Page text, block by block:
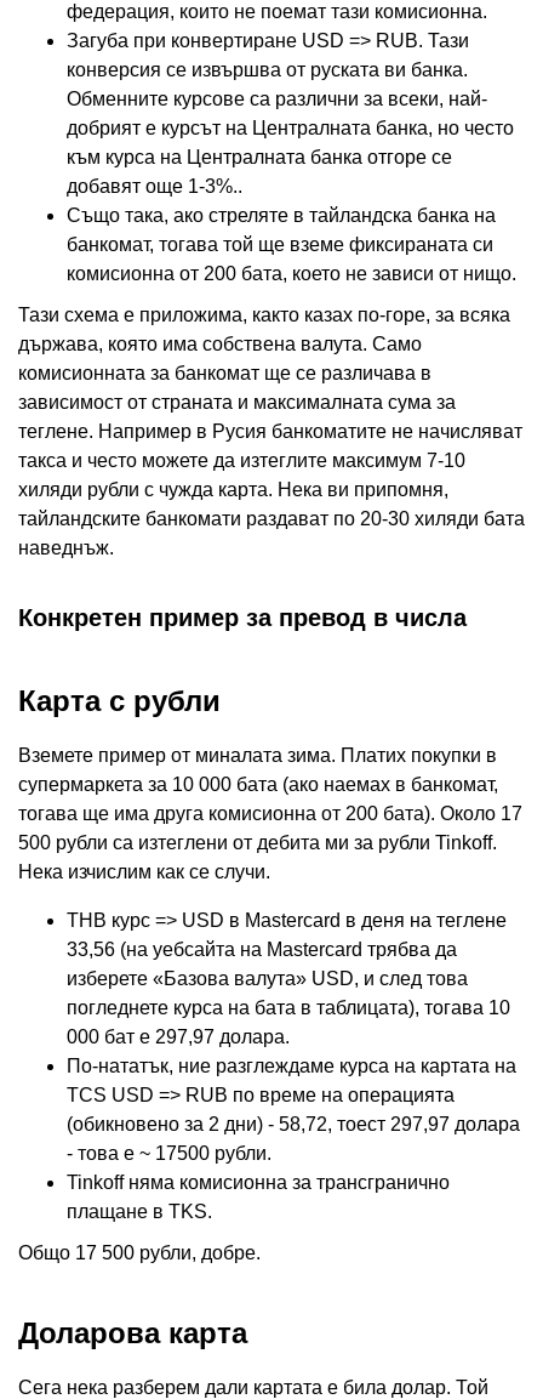
федерация, които не поемат тази комисионна.
Загуба при конвертиране USD => RUB. Тази
конверсия се извършва от руската ви банка.
Обменните курсове са различни за всеки, най-
добрият е курсът на Централната банка, но често
към курса на Централната банка отгоре се
добавят още 1-3%..
Също така, ако стреляте в тайландска банка на
банкомат, тогава той ще вземе фиксираната си
комисионна от 200 бата, което не зависи от нищо.
Тази схема е приложима, както казах по-горе, за всяка
държава, която има собствена валута. Само
комисионната за банкомат ще се различава в
зависимост от страната и максималната сума за
теглене. Например в Русия банкоматите не начисляват
такса и често можете да изтеглите максимум 7-10
хиляди рубли с чужда карта. Нека ви припомня,
тайландските банкомати раздават по 20-30 хиляди бата
наведнъж.
Конкретен пример за превод в числа
Карта с рубли
Вземете пример от миналата зима. Платих покупки в
супермаркета за 10 000 бата (ако наемах в банкомат,
тогава ще има друга комисионна от 200 бата). Около 17
500 рубли са изтеглени от дебита ми за рубли Tinkoff.
Нека изчислим как се случи.
THB курс => USD в Mastercard в деня на теглене
33,56 (на уебсайта на Mastercard трябва да
изберете «Базова валута» USD, и след това
погледнете курса на бата в таблицата), тогава 10
000 бат е 297,97 долара.
По-нататък, ние разглеждаме курса на картата на
TCS USD => RUB по време на операцията
(обикновено за 2 дни) - 58,72, тоест 297,97 долара
- това е ~ 17500 рубли.
Tinkoff няма комисионна за трансгранично
плащане в TKS.
Общо 17 500 рубли, добре.
Доларова карта
Сега нека разберем дали картата е била долар. Той